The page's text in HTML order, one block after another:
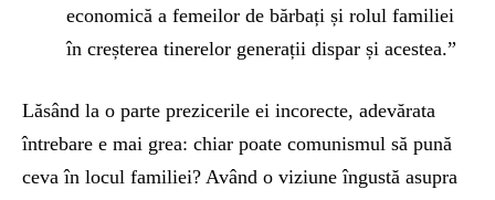
economică a femeilor de bărbați și rolul familiei
în creșterea tinerelor generații dispar și acestea.”
Lăsând la o parte prezicerile ei incorecte, adevărata
întrebare e mai grea: chiar poate comunismul să pună
ceva în locul familiei? Având o viziune îngustă asupra